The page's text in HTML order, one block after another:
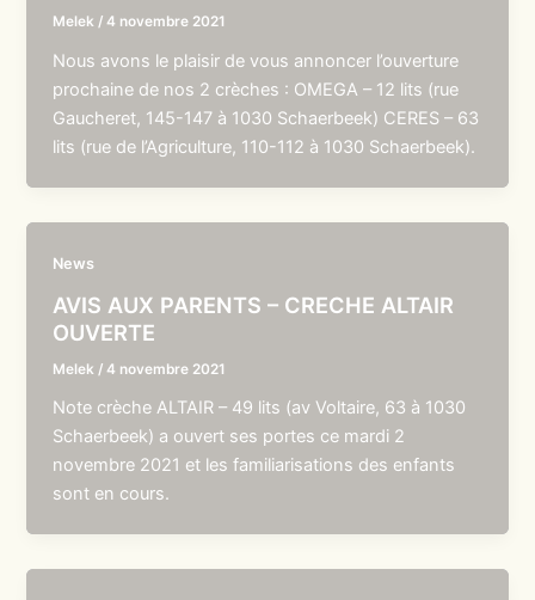
Melek /4 novembre 2021
Nous avons le plaisir de vous annoncer l’ouverture
prochaine de nos 2 crèches : OMEGA – 12 lits (rue
Gaucheret, 145-147 à 1030 Schaerbeek) CERES – 63
lits (rue de l’Agriculture, 110-112 à 1030 Schaerbeek).
News
AVIS AUX PARENTS – CRECHE ALTAIR
OUVERTE
Melek /4 novembre 2021
Note crèche ALTAIR – 49 lits (av Voltaire, 63 à 1030
Schaerbeek) a ouvert ses portes ce mardi 2
novembre 2021 et les familiarisations des enfants
sont en cours.